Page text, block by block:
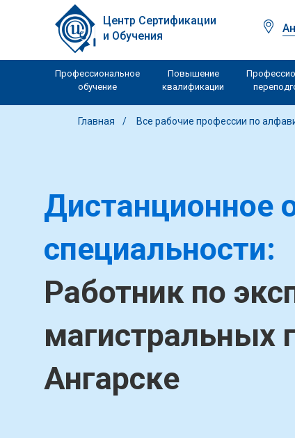
Центр Сертификации
и Обучения
Профессиональное
обучение
Повышение
квалификации
Главная Все рабочие профессии по
Дистанционное
специальности:
Работник по
магистральных
Ангарске